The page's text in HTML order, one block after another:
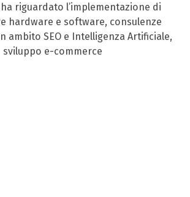
ha riguardato l’implementazione di
hardware e software, consulenze
ambito SEO e Intelligenza Artificiale,
sviluppo e-commerce